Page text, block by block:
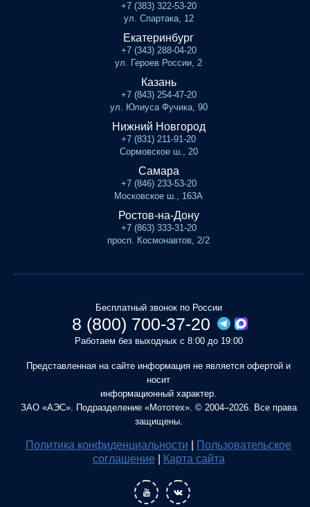
+7 (383) 322-53-20
ул. Спартака, 12
Екатеринбург
+7 (343) 288-04-20
ул. Героев России, 2
Казань
+7 (843) 254-47-20
ул. Юлиуса Фучика, 90
Нижний Новгород
+7 (831) 211-91-20
Сормовское ш., 20
Самара
+7 (846) 233-53-20
Московское ш., 163А
Ростов-на-Дону
+7 (863) 333-31-20
просп. Космонавтов, 2/2
Бесплатный звонок по России
8 (800) 700-37-20
Работаем без выходных с 8:00 до 19:00
Представленная на сайте информация не является офертой и
носит
информационный характер.
ЗАО «АЭС». Подразделение «Мототех». © 2004–2026. Все права
защищены.
Политика конфиденциальности
Пользовательское
соглашение
Карта сайта